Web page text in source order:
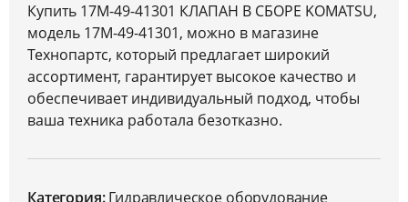
Купить 17M-49-41301 КЛАПАН В СБОРЕ KOMATSU,
модель 17M-49-41301, можно в магазине
Технопартс, который предлагает широкий
ассортимент, гарантирует высокое качество и
обеспечивает индивидуальный подход, чтобы
ваша техника работала безотказно.
Категория:Гидравлическое оборудование